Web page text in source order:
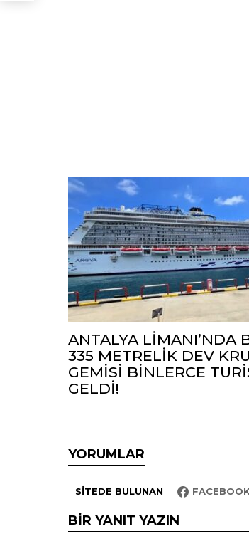
ANTALYA LİMANI’NDA
335 METRELİK DEV
GEMİSİ BİNLERCE
GELDİ!
YORUMLAR
SITEDE BULUNAN FACEBOOK
BIR YANIT YAZIN